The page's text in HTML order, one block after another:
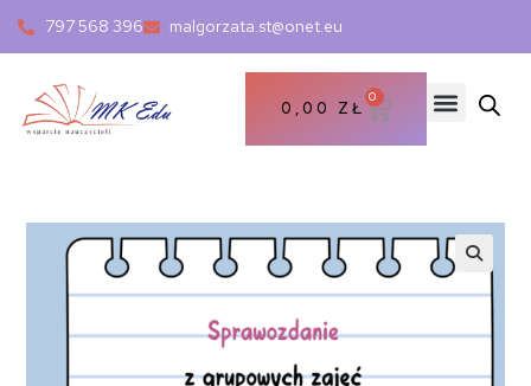
797 568 396 malgorzata.st@onet.eu
0,00 ZŁ
0